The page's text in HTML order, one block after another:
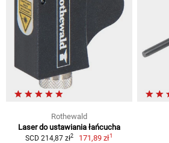
Rothewald
Laser do ustawiania łańcucha
SCD 214,87 zł2 171,89 zł1